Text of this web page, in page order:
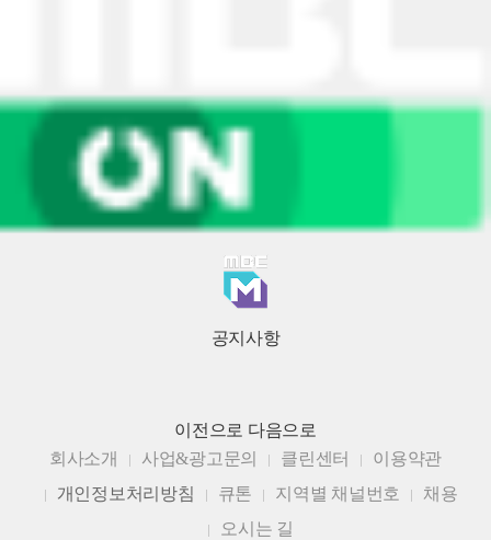
공지사항
이전으로 다음으로
회사소개
사업&광고문의 클린센터
이용약관
개인정보처리방침
큐톤 지역별 채널번호
채용
오시는 길